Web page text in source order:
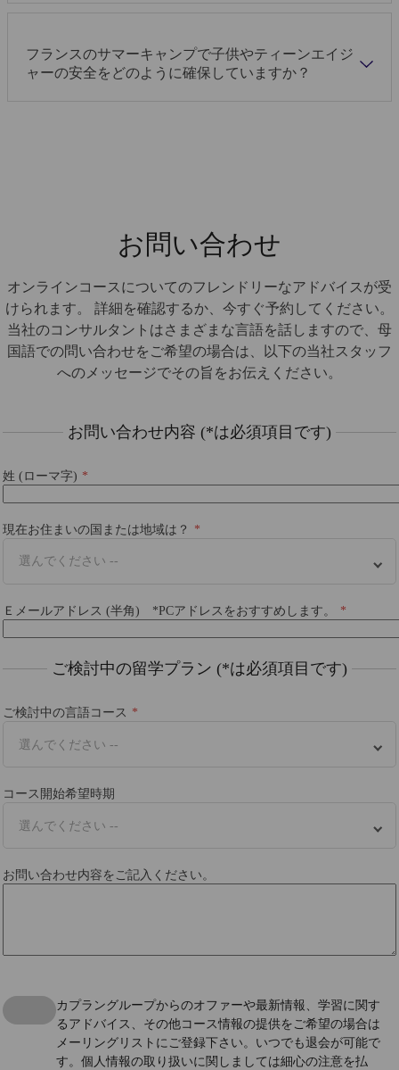
フランスのサマーキャンプで子供やティーンエイジ
ャーの安全をどのように確保していますか？
お問い合わせ
オンラインコースについてのフレンドリーなアドバイスが受
けられます。 詳細を確認するか、今すぐ予約してください。
当社のコンサルタントはさまざまな言語を話しますので、母
国語での問い合わせをご希望の場合は、以下の当社スタッフ
へのメッセージでその旨をお伝えください。
お問い合わせ内容 (*は必須項目です)
姓 (ローマ字)
現在お住まいの国または地域は？
選んでください --
Ｅメールアドレス (半角) *PCアドレスをおすすめします。
ご検討中の留学プラン (*は必須項目です)
ご検討中の言語コース
選んでください --
コース開始希望時期
選んでください --
お問い合わせ内容をご記入ください。
カプラングループからのオファーや最新情報、学習に関す
るアドバイス、その他コース情報の提供をご希望の場合は
メーリングリストにご登録下さい。いつでも退会が可能で
す。個人情報の取り扱いに関しましては細心の注意を払